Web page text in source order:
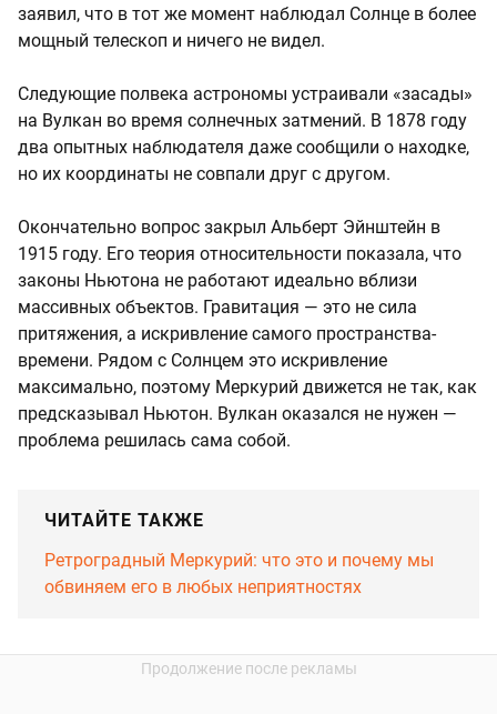
заявил, что в тот же момент наблюдал Солнце в более
мощный телескоп и ничего не видел.
Следующие полвека астрономы устраивали «засады»
на Вулкан во время солнечных затмений. В 1878 году
два опытных наблюдателя даже сообщили о находке,
но их координаты не совпали друг с другом.
Окончательно вопрос закрыл Альберт Эйнштейн в
1915 году. Его теория относительности показала, что
законы Ньютона не работают идеально вблизи
массивных объектов. Гравитация — это не сила
притяжения, а искривление самого пространства-
времени. Рядом с Солнцем это искривление
максимально, поэтому Меркурий движется не так, как
предсказывал Ньютон. Вулкан оказался не нужен —
проблема решилась сама собой.
ЧИТАЙТЕ ТАКЖЕ
Ретроградный Меркурий: что это и почему мы
обвиняем его в любых неприятностях